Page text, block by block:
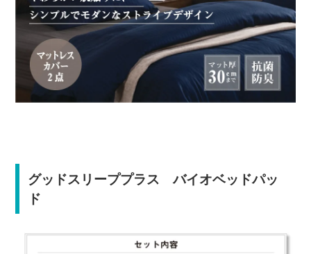
グッドスリーププラス バイオベッドパッ
ド